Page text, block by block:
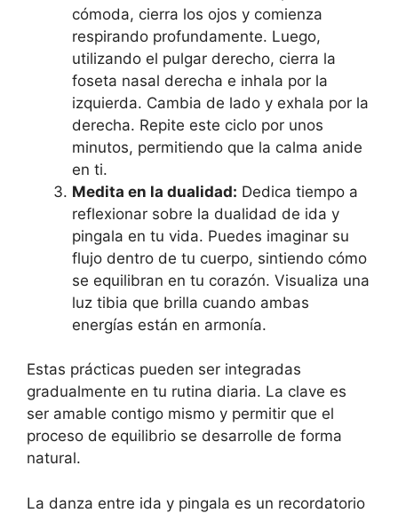
cómoda, cierra los ojos y comienza
respirando profundamente. Luego,
utilizando el pulgar derecho, cierra la
foseta nasal derecha e inhala por la
izquierda. Cambia de lado y exhala por la
derecha. Repite este ciclo por unos
minutos, permitiendo que la calma anide
en ti.
Medita en la dualidad: Dedica tiempo a
reflexionar sobre la dualidad de ida y
pingala en tu vida. Puedes imaginar su
flujo dentro de tu cuerpo, sintiendo cómo
se equilibran en tu corazón. Visualiza una
luz tibia que brilla cuando ambas
energías están en armonía.
Estas prácticas pueden ser integradas
gradualmente en tu rutina diaria. La clave es
ser amable contigo mismo y permitir que el
proceso de equilibrio se desarrolle de forma
natural.
La danza entre ida y pingala es un recordatorio